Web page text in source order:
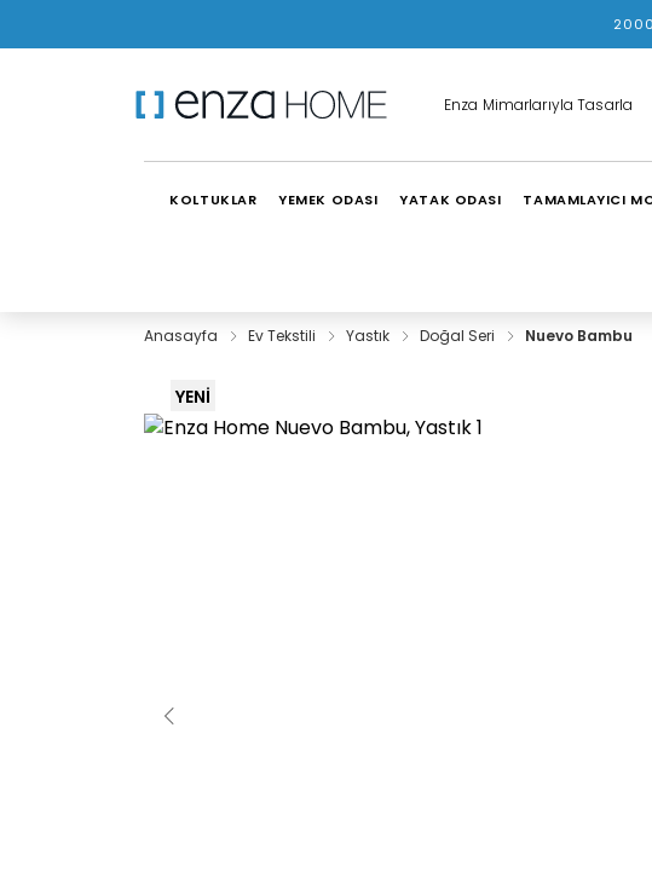
Enza Mimarlarıyla Tasarla
KOLTUKLAR YEMEK ODASI YATAK ODASI TAMAMLAYICI
Anasayfa Ev Tekstili Yastık Doğal Seri Nuevo Bambu
YENİ